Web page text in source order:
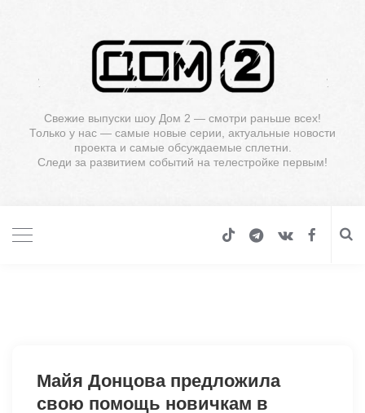
Свежие выпуски шоу Дом 2 — смотри раньше всех!
Только у нас — самые новые серии, актуальные новости
проекта и самые обсуждаемые сплетни.
Следи за развитием событий на телестройке первым!
Майя Донцова предложила
свою помощь новичкам в